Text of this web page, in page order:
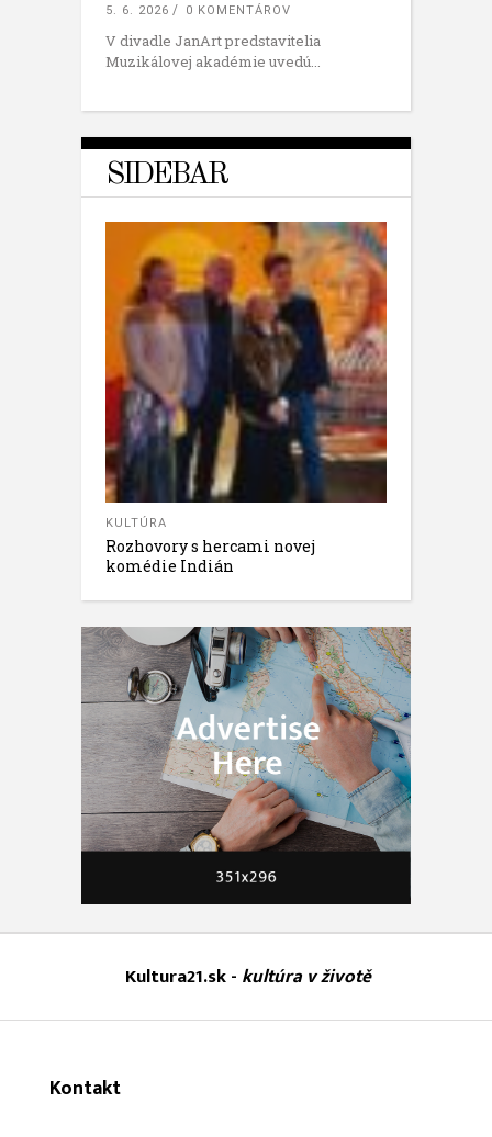
5. 6. 2026 0 KOMENTÁROV
V divadle JanArt predstavitelia
Muzikálovej akadémie uvedú
SIDEBAR
KULTÚRA
Rozhovory s hercami novej
komédie Indián
Kultura21.sk - kultúra v životě
Kontakt